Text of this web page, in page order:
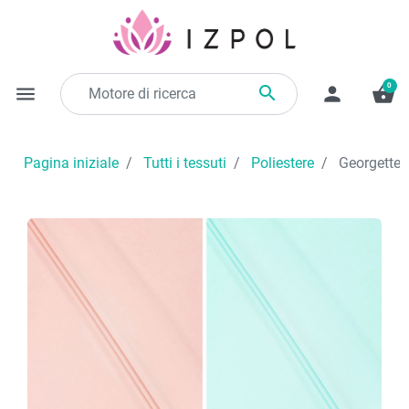
menu  person shopping_basket
0
Pagina iniziale Tutti i tessuti Poliestere Georgette